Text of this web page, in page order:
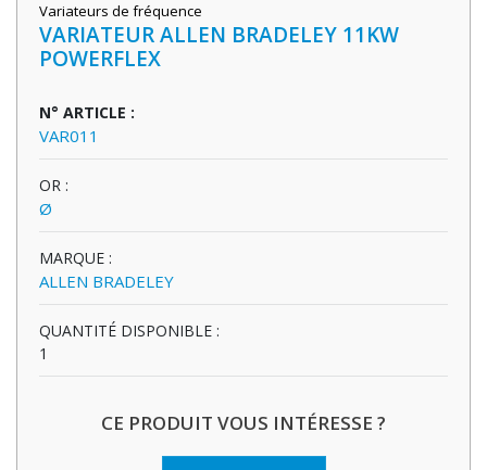
Variateurs de fréquence
VARIATEUR ALLEN BRADELEY 11KW
POWERFLEX
N° ARTICLE :
VAR011
OR :
Ø
MARQUE :
ALLEN BRADELEY
QUANTITÉ DISPONIBLE :
1
CE PRODUIT VOUS INTÉRESSE ?